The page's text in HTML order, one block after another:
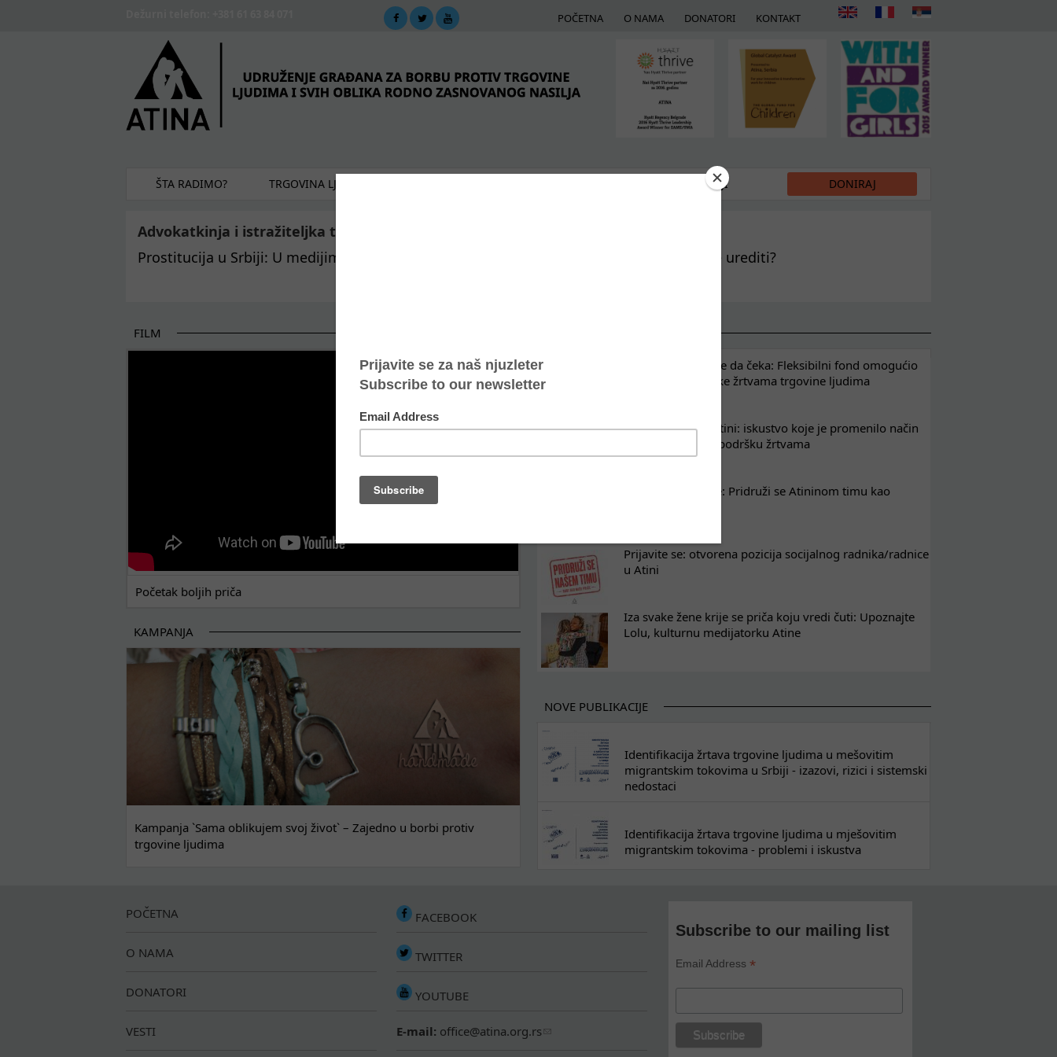
POČETNA O NAMA DONATORI KONTAKT
ŠTA RADIMO? TRGOVINA LJUDIMA MEDIJI DONIRAJ
Advokatkinja i istražiteljka teme prostitucije u Srbiji Dragana Pejović
Prostitucija u Srbiji: U medijima dominira elitna, u praksi ulična, večito pitanje – kako je urediti?
FILM
Početak boljih priča
KAMPANJA
Kampanja `Sama oblikujem svoj život` – Zajedno u borbi protiv
trgovine ljudima
Oporavak ne može da čeka: Fleksibilni fond omogućio
kontinuitet podrške žrtvama trgovine ljudima
Osam nedelja u Atini: iskustvo koje je promenilo način
na koji razumem podršku žrtvama
Tražimo pojačanje: Pridruži se Atininom timu kao
Prijavite se: otvorena pozicija socijalnog radnika/radnice
u Atini
Iza svake žene krije se priča koju vredi čuti: Upoznajte
Lolu, kulturnu medijatorku Atine
NOVE PUBLIKACIJE
Identifikacija žrtava trgovine ljudima u mešovitim
migrantskim tokovima u Srbiji - izazovi, rizici i sistemski
nedostaci
Identifikacija žrtava trgovine ljudima u mješovitim
migrantskim tokovima - problemi i iskustva
POČETNA
O NAMA
DONATORI
VESTI
FACEBOOK
TWITTER
YOUTUBE
E-mail: office@atina.org.rs
Subscribe to our mailing list
Email Address*